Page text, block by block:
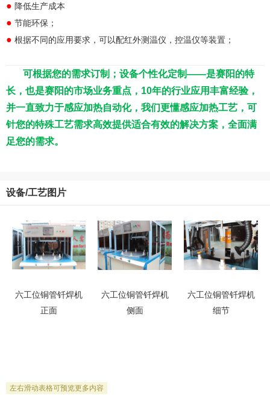
● 降低生产成本
● 节能环保；
● 根据不同的应用要求，可以配红外测温仪，控温仪等装置；
可根据您的需求订制；设备个性化定制——是赛阳的特
长，也是赛阳的市场业务重点，10年的行业应用丰富经验，
并一直致力于感应加热自动化，我们更懂感应加热工艺，可
针您的特殊工艺需求高效提供适合有效的解决方案，全面满
足您的需求。
设备/工艺图片
六工位铜管钎焊机
正面
六工位铜管钎焊机
侧面
六工位铜管钎焊机
细节